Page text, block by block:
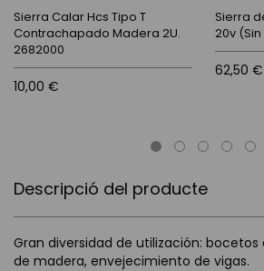
Descripció del producte
Gran diversidad de utilización:
de madera, envejecimiento de vigas.
Sierra Calar Hcs Tipo T
Contrachapado Madera 2U.
2682000
10,00 €
Sierra
20v
62,50 €